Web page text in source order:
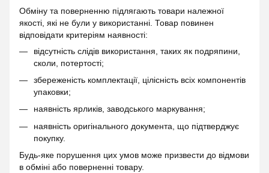
Обміну та поверненню підлягають товари належної
якості, які не були у використанні. Товар повинен
відповідати критеріям наявності:
відсутність слідів використання, таких як подряпини,
сколи, потертості;
збереженість комплектації, цілісність всіх компонентів
упаковки;
наявність ярликів, заводського маркування;
наявність оригінального документа, що підтверджує
покупку.
Будь-яке порушення цих умов може призвести до відмови
в обміні або поверненні товару.